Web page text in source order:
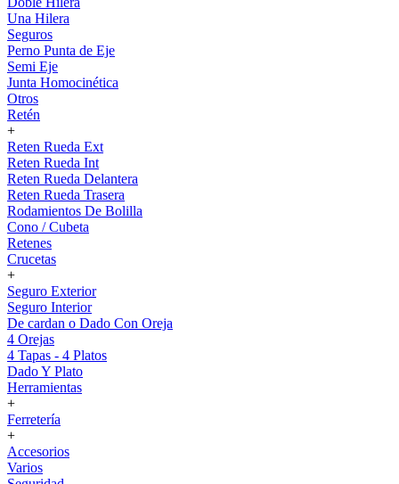
Una Hilera
Seguros
Perno Punta de Eje
Semi Eje
Junta Homocinética
Otros
Retén
+
Reten Rueda Ext
Reten Rueda Int
Reten Rueda Delantera
Reten Rueda Trasera
Rodamientos De Bolilla
Cono / Cubeta
Retenes
Crucetas
+
Seguro Exterior
Seguro Interior
De cardan o Dado Con Oreja
4 Orejas
4 Tapas - 4 Platos
Dado Y Plato
Herramientas
+
Ferretería
+
Accesorios
Varios